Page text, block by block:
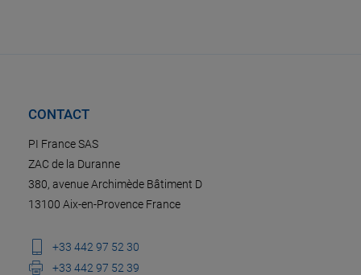
CONTACT
PI France SAS
ZAC de la Duranne
380, avenue Archimède Bâtiment D
13100 Aix-en-Provence France
+33 442 97 52 30
+33 442 97 52 39